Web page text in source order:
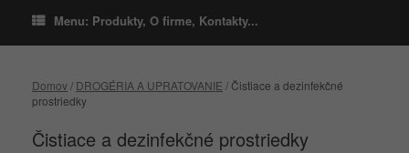
Menu: Produkty, O firme, Kontakty...
Domov/ DROGÉRIA A UPRATOVANIE / Čistiace a dezinfekčné
prostriedky
Čistiace a dezinfekčné prostriedky